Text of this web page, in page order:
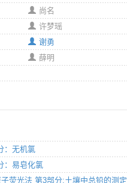
尚名
许梦瑶
谢勇
薛明
无机氯
易皂化氯
荧光法 第3部分:土壤中总铅的测定